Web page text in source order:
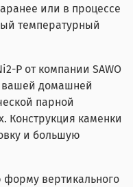
или в процессе
температурный
P от компании SAWO
вашей домашней
парной
Конструкция каменки
и большую
вертикального